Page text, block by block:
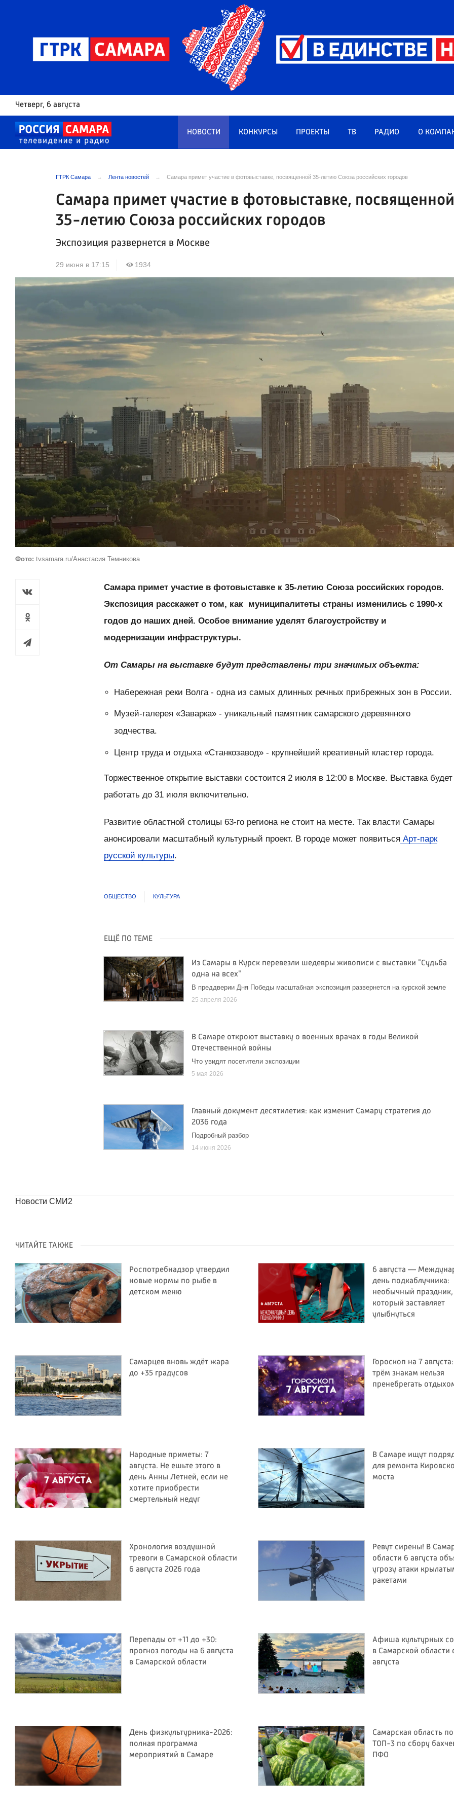
Четверг, 6 августа
НОВОСТИ КОНКУРСЫ ПРОЕКТЫ ТВ РАДИО О
ГТРК Самара Лента новостей Самара примет участие в фотовыставке, посвященной 35-летию Союза российских городов
Самара примет участие в фотовыставке, посвященной
35-летию Союза российских городов
Экспозиция развернется в Москве
29 июня в 17:15 1934
Фото: tvsamara.ru/Анастасия Темникова
Самара примет участие в фотовыставке к 35-летию Союза российских городов.
Экспозиция расскажет о том, как муниципалитеты страны изменились с 1990-х
годов до наших дней. Особое внимание уделят благоустройству и
модернизации инфраструктуры.
От Самары на выставке будут представлены три значимых объекта:
Набережная реки Волга - одна из самых длинных речных прибрежных зон в России.
Музей-галерея «Заварка» - уникальный памятник самарского деревянного
зодчества.
Центр труда и отдыха «Станкозавод» - крупнейший креативный кластер города.
Торжественное открытие выставки состоится 2 июля в 12:00 в Москве. Выставка будет
работать до 31 июля включительно.
Развитие областной столицы 63-го региона не стоит на месте. Так власти Самары
анонсировали масштабный культурный проект. В городе может появиться Арт‑парк
русской культуры.
ОБЩЕСТВО КУЛЬТУРА
ЕЩЁ ПО ТЕМЕ
Из Самары в Курск перевезли шедевры живописи с выставки "Судьба
одна на всех"
В преддверии Дня Победы масштабная экспозиция развернется на курской земле
25 апреля 2026
В Самаре откроют выставку о военных врачах в годы Великой
Отечественной войны
Что увидят посетители экспозиции
5 мая 2026
Главный документ десятилетия: как изменит Самару стратегия до
2036 года
Подробный разбор
14 июня 2026
Новости СМИ2
ЧИТАЙТЕ ТАКЖЕ
Роспотребнадзор утвердил
новые нормы по рыбе в
детском меню
6 августа —
день подкаблучника:
необычный праздник,
который заставляет
улыбнуться
Самарцев вновь ждёт жара
до +35 градусов
Гороскоп на 7
трём знакам нельзя
пренебрегать
Народные приметы: 7
августа. Не ешьте этого в
день Анны Летней, если не
хотите приобрести
смертельный недуг
В Самаре ищут
для ремонта
моста
Хронология воздушной
тревоги в Самарской области
6 августа 2026 года
Ревут сирены! В
области 6 августа
угрозу атаки
ракетами
Перепады от +11 до +30:
прогноз погоды на 6 августа
в Самарской области
Афиша культурных
в Самарской области
августа
День физкультурника-2026:
полная программа
мероприятий в Самаре
Самарская область
ТОП-3 по сбору
ПФО